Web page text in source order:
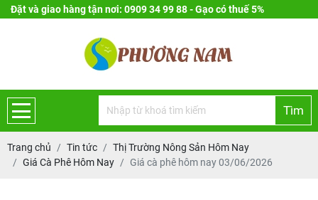
Đặt và giao hàng tận nơi: 0909 34 99 88 - Gạo có thuế 5%
Tìm
Trang chủ Tin tức
Thị Trường Nông Sản Hôm Nay
Giá Cà Phê Hôm Nay
Giá cà phê hôm nay 03/06/2026